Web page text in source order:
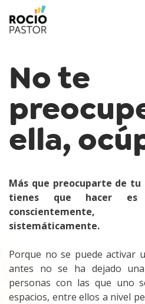
No te
ella,
Más que preocuparte de
tienes que hacer
conscientemente,
sistemáticamente.
Porque no se puede activar
antes no se ha dejado
personas con las que uno
espacios, entre ellos a nivel